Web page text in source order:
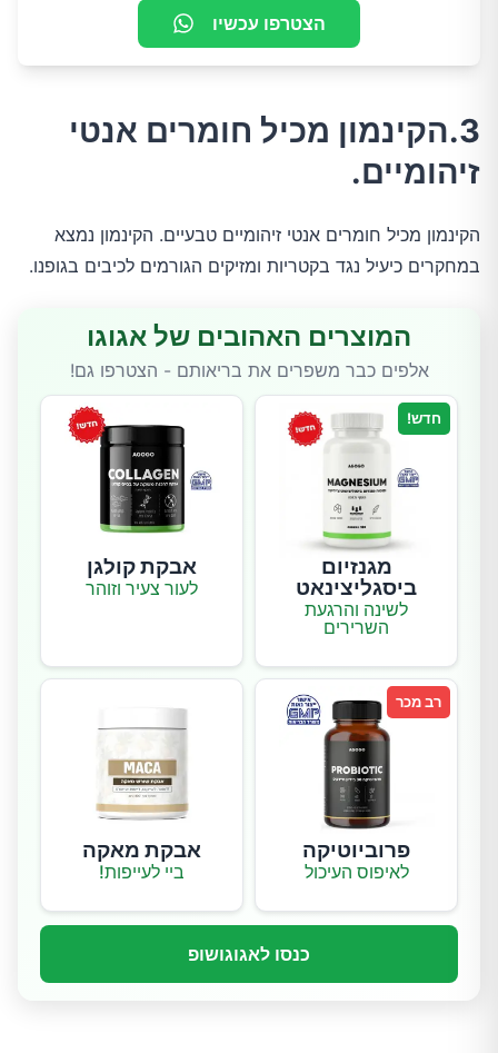
הצטרפו עכשיו
3.הקינמון מכיל חומרים אנטי
זיהומיים.
הקינמון מכיל חומרים אנטי זיהומיים טבעיים. הקינמון נמצא
במחקרים כיעיל נגד בקטריות ומזיקים הגורמים לכיבים בגופנו.
המוצרים האהובים של אגוגו
אלפים כבר משפרים את בריאותם - הצטרפו גם!
חדש!
מגנזיום
ביסגליצינאט
לשינה והרגעת
השרירים
אבקת קולגן
לעור צעיר וזוהר
רב מכר
פרוביוטיקה
לאיפוס העיכול
אבקת מאקה
ביי לעייפות!
כנסו לאגוגושופ